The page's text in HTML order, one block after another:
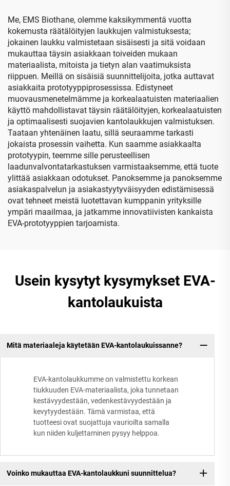
Me, EMS Biothane, olemme kaksikymmentä vuotta
kokemusta räätälöityjen laukkujen valmistuksesta;
jokainen laukku valmistetaan sisäisesti ja sitä voidaan
mukauttaa täysin asiakkaan toiveiden mukaan
materiaalista, mitoista ja tietyn alan vaatimuksista
riippuen. Meillä on sisäisiä suunnittelijoita, jotka auttavat
asiakkaita prototyyppiprosessissa. Edistyneet
muovausmenetelmämme ja korkealaatuisten materiaalien
käyttö mahdollistavat täysin räätälöityjen, korkealaatuisten
ja optimaalisesti suojavien kantolaukkujen valmistuksen.
Taataan yhtenäinen laatu, sillä seuraamme tarkasti
jokaista prosessin vaihetta. Kun saamme asiakkaalta
prototyypin, teemme sille perusteellisen
laadunvalvontatarkastuksen varmistaaksemme, että tuote
ylittää asiakkaan odotukset. Panoksemme ja panoksemme
asiakaspalvelun ja asiakastyytyväisyyden edistämisessä
ovat tehneet meistä luotettavan kumppanin yrityksille
ympäri maailmaa, ja jatkamme innovatiivisten kankaista
EVA-prototyyppien tarjoamista.
Usein kysytyt kysymykset EVA-
kantolaukuista
Mitä materiaaleja käytetään EVA-kantolaukuissanne?
EVA-kantolaukkumme on valmistettu korkean
tiukkuuden EVA-materiaalista, joka tunnetaan
kestävyydestään, vedenkestävyydestään ja
kevytyydestään. Tämä varmistaa, että
tuotteesi ovat suojattuja vaurioilta samalla
kun niiden kuljettaminen pysyy helppoa.
Voinko mukauttaa EVA-kantolaukkuni suunnittelua?